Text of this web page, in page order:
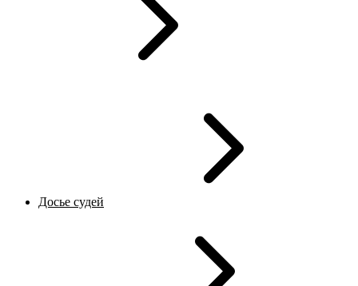
Досье судей